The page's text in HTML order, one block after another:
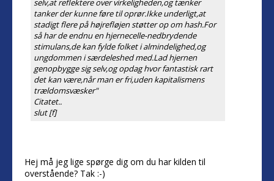
selv,at reflektere over virkeligheden,og tænker
tanker der kunne føre til oprør.Ikke underligt,at
stadigt flere på højrefløjen støtter op om hash.For
så har de endnu en hjernecelle-nedbrydende
stimulans,de kan fylde folket i almindelighed,og
ungdommen i særdeleshed med.Lad hjernen
genopbygge sig selv,og opdag hvor fantastisk rart
det kan være,når man er fri,uden kapitalismens
trældomsvæsker"
Citatet..
slut [f]
Hej må jeg lige spørge dig om du har kilden til
overstående? Tak :-)